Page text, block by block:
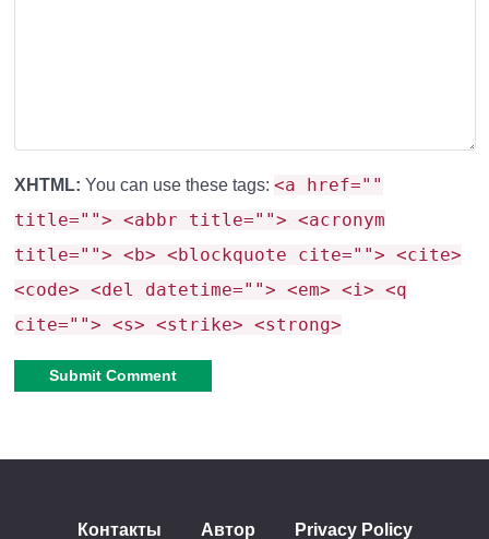
Советы по выживанию на
One Block с первых минут
Планируйте пространство:Первые предметы
— ваша основа. Сразу определите зоны для
ферм, хранения и крафта.
XHTML: You can use these tags: <a href=""
title=""> <abbr title=""> <acronym
title=""> <b> <blockquote cite=""> <cite>
<code> <del datetime=""> <em> <i> <q
cite=""> <s> <strike> <strong>
Контакты Автор Privacy Policy